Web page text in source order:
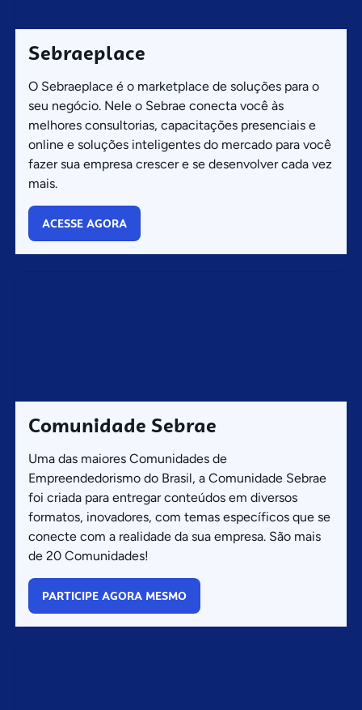
Sebraeplace
O Sebraeplace é o marketplace de soluções para o
seu negócio. Nele o Sebrae conecta você às
melhores consultorias, capacitações presenciais e
online e soluções inteligentes do mercado para você
fazer sua empresa crescer e se desenvolver cada vez
mais.
ACESSE AGORA
Comunidade Sebrae
Uma das maiores Comunidades de
Empreendedorismo do Brasil, a Comunidade Sebrae
foi criada para entregar conteúdos em diversos
formatos, inovadores, com temas específicos que se
conecte com a realidade da sua empresa. São mais
de 20 Comunidades!
PARTICIPE AGORA MESMO